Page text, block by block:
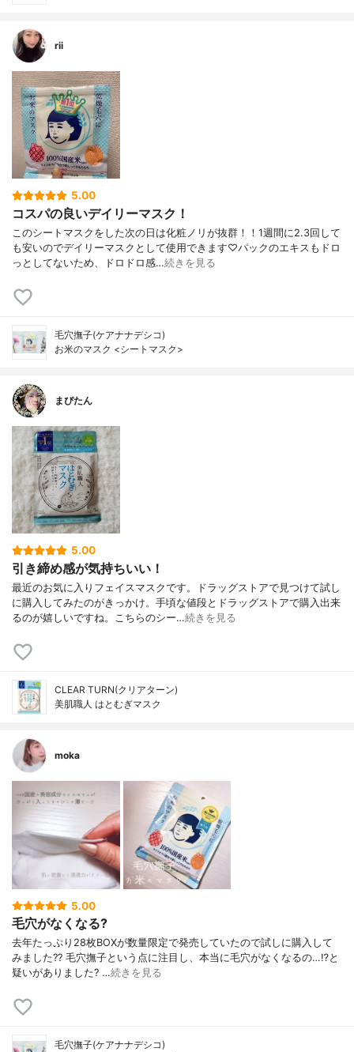
rii
5.00
コスパの良いデイリーマスク！
このシートマスクをした次の日は化粧ノリが抜群！！1週間に2.3回して
も安いのでデイリーマスクとして使用できます♡パックのエキスもドロ
っとしてないため、ドロドロ感…続きを見る
毛穴撫子(ケアナナデシコ)
お米のマスク <シートマスク>
まぴたん
5.00
引き締め感が気持ちいい！
最近のお気に入りフェイスマスクです。ドラッグストアで見つけて試し
に購入してみたのがきっかけ。手頃な値段とドラッグストアで購入出来
るのが嬉しいですね。こちらのシー…続きを見る
CLEAR TURN(クリアターン)
美肌職人 はとむぎマスク
moka
5.00
毛穴がなくなる?
去年たっぷり28枚BOXが数量限定で発売していたので試しに購入して
みました?? 毛穴撫子という点に注目し、本当に毛穴がなくなるの…⁉︎と
疑いがありました? …続きを見る
毛穴撫子(ケアナナデシコ)